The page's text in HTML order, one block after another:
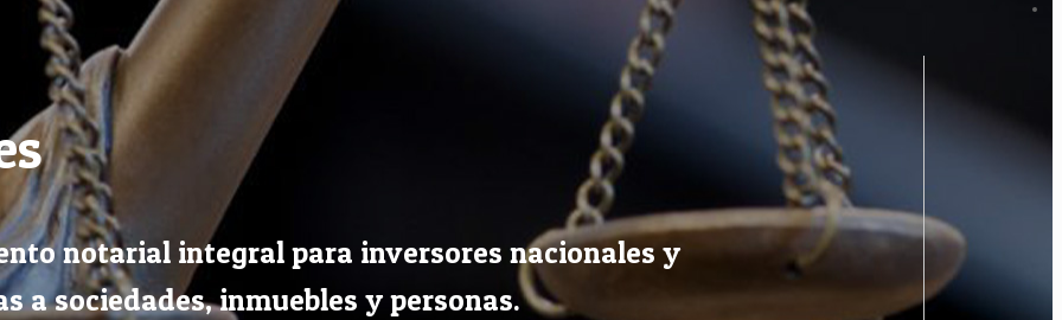
notarial integral para inversores nacionales y
a sociedades, inmuebles y personas.